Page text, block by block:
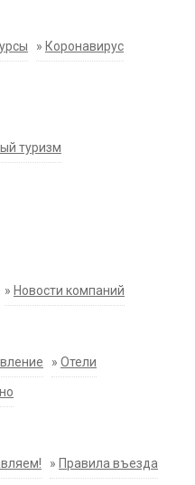
» Коронавирус
туризм
» Новости компаний
» Отели
» Правила въезда